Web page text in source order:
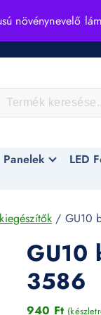
növénynevelő
Panelek LED
/ GU10
GU10
3586
940 Ft